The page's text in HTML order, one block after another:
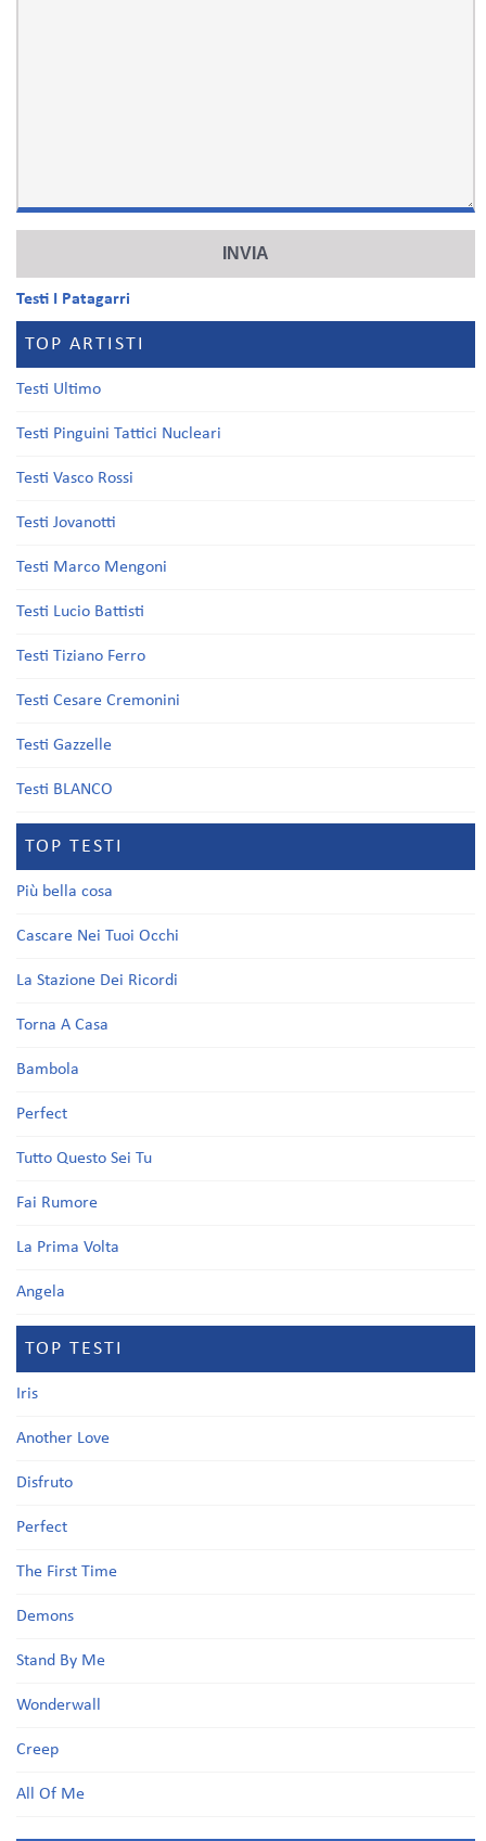
Testi I Patagarri
TOP ARTISTI
Testi Ultimo
Testi Pinguini Tattici Nucleari
Testi Vasco Rossi
Testi Jovanotti
Testi Marco Mengoni
Testi Lucio Battisti
Testi Tiziano Ferro
Testi Cesare Cremonini
Testi Gazzelle
Testi BLANCO
TOP TESTI
Più bella cosa
Cascare Nei Tuoi Occhi
La Stazione Dei Ricordi
Torna A Casa
Bambola
Perfect
Tutto Questo Sei Tu
Fai Rumore
La Prima Volta
Angela
TOP TESTI
Iris
Another Love
Disfruto
Perfect
The First Time
Demons
Stand By Me
Wonderwall
Creep
All Of Me